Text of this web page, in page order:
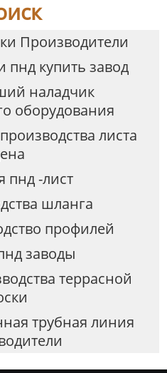
Производители
пнд купить завод
наладчик
оборудования
листа
пнд -лист
шланга
профилей
заводы
террасной
трубная линия